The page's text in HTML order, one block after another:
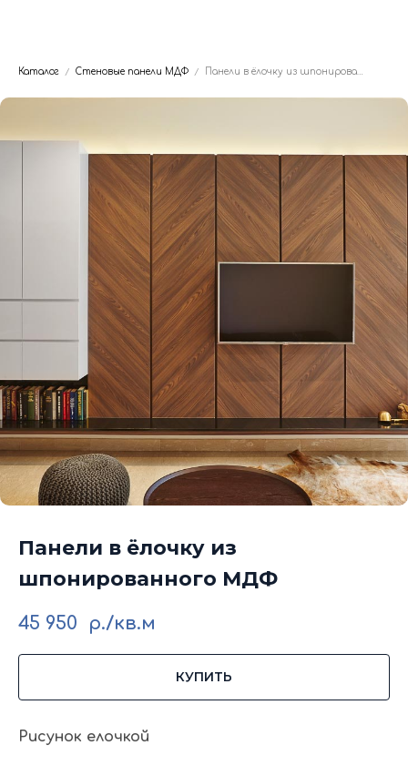
Каталог Стеновые панели МДФ
Панели в ёлочку из
шпонированного МДФ
45 950 р./кв.м
КУПИТЬ
Рисунок елочкой